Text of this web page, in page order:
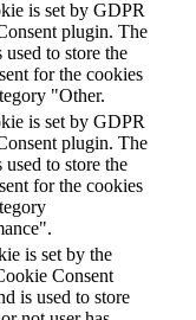
is set by GDPR
plugin. The
used to store the
for the cookies
"Other.
is set by GDPR
plugin. The
used to store the
for the cookies
is set by the
Consent
is used to store